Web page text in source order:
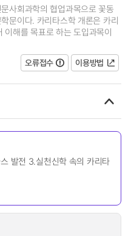
사회과학의 협업과목으로 꽃동
문이다. 카리타스학 개론은 카리
이해를 목표로 하는 도입과목이
오류접수
이용방법
발전 3.실천신학 속의 카리타